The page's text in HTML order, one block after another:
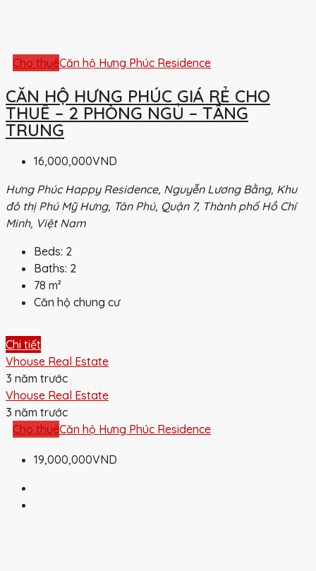
Cho thuêCăn hộ Hưng Phúc Residence
CĂN HỘ HƯNG PHÚC GIÁ RẺ CHO
THUÊ – 2 PHÒNG NGỦ – TẦNG
TRUNG
16,000,000VND
Hưng Phúc Happy Residence, Nguyễn Lương Bằng, Khu
đô thị Phú Mỹ Hưng, Tân Phú, Quận 7, Thành phố Hồ Chí
Minh, Việt Nam
Beds: 2
Baths: 2
78 m²
Căn hộ chung cư
Chi tiết
Vhouse Real Estate
3 năm trước
Vhouse Real Estate
3 năm trước
Cho thuêCăn hộ Hưng Phúc Residence
19,000,000VND